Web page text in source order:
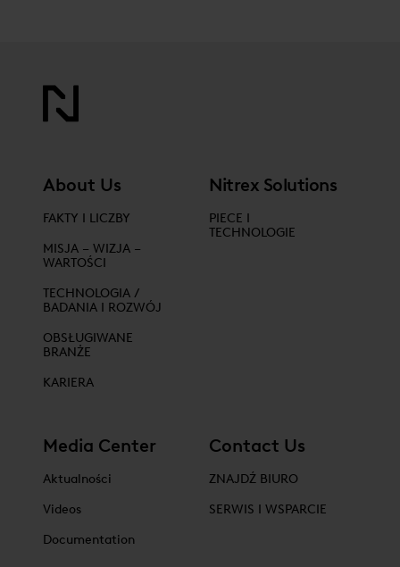
About Us
FAKTY I LICZBY
MISJA – WIZJA –
WARTOŚCI
TECHNOLOGIA /
BADANIA I ROZWÓJ
OBSŁUGIWANE
BRANŻE
KARIERA
Nitrex Solutions
PIECE I
TECHNOLOGIE
Media Center
Aktualności
Videos
Documentation
Contact Us
ZNAJDŹ BIURO
SERWIS I WSPARCIE